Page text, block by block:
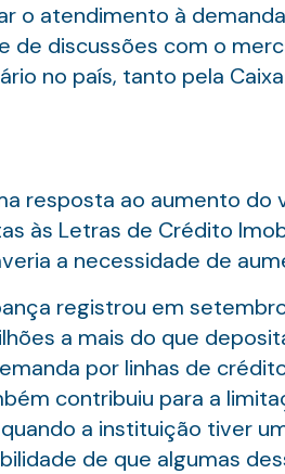
o atendimento à
discussões com o
no país, tanto pela
resposta ao aumento do
às Letras de Crédito
a necessidade de
registrou em
a mais do que
por linhas de
contribuiu para a
a instituição tiver
de que algumas